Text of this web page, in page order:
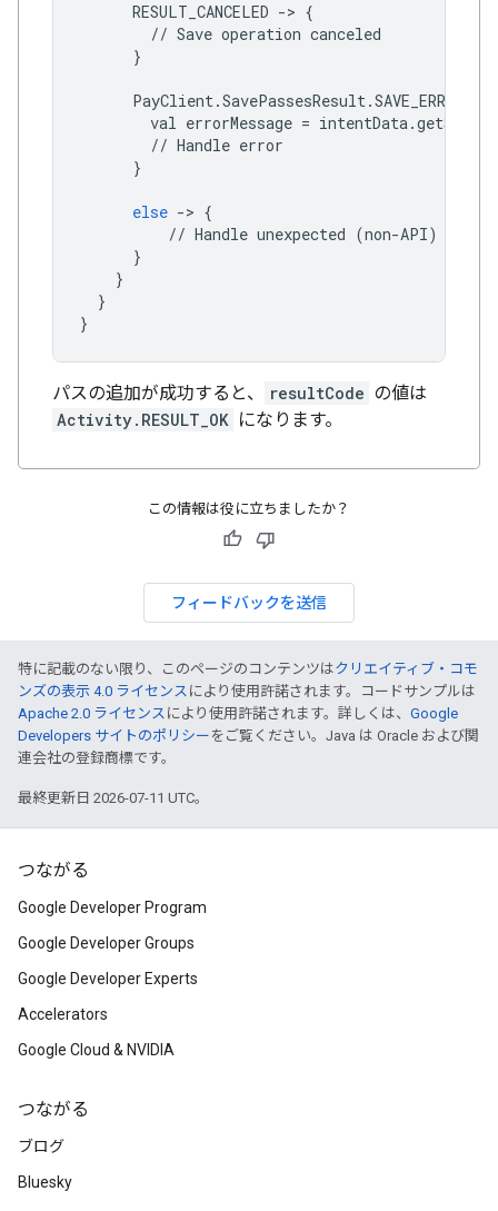
RESULT_CANCELED -> {
// Save operation canceled
}
PayClient.SavePassesResult.SAVE_ERROR
val errorMessage = intentData.
// Handle error
}
else -> {
// Handle unexpected (non-API)
}
}
}
}
パスの追加が成功すると、 resultCode の値は
Activity.RESULT_OK になります。
この情報は役に立ちましたか？
フィードバックを送信
特に記載のない限り、このページのコンテンツはクリエイティブ・コモ
ンズの表示 4.0 ライセンス により使用許諾されます。コードサンプルは
Apache 2.0 ライセンス により使用許諾されます。詳しくは、 Google
Developers サイトのポリシー をご覧ください。Java は Oracle および関
連会社の登録商標です。
最終更新日 2026-07-11 UTC。
つながる
Google Developer Program
Google Developer Groups
Google Developer Experts
Accelerators
Google Cloud & NVIDIA
つながる
ブログ
Bluesky